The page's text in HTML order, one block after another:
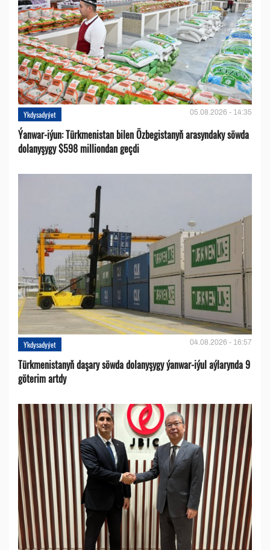
Ykdysadyýet 05.08.2026 - 14:35
Ýanwar-iýun: Türkmenistan bilen Özbegistanyň arasyndaky söwda
dolanyşygy $598 milliondan geçdi
Ykdysadyýet 04.08.2026 - 16:57
Türkmenistanyň daşary söwda dolanyşygy ýanwar-iýul aýlarynda 9
göterim artdy